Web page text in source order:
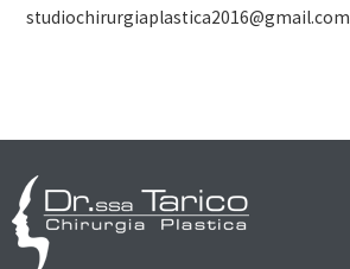
studiochirurgiaplastica2016@gmail.com